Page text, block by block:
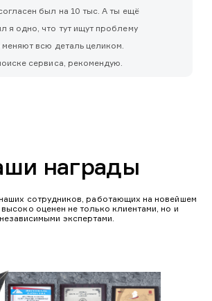
был на 10 тыс. А ты ещё
я одно, что тут ищут проблему
меняют всю деталь целиком.
сервиса, рекомендую.
награды
сотрудников, работающих на новейшем
оценен не только клиентами, но и
независимыми экспертами.